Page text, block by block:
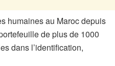
humaines au Maroc depuis
de plus de 1000
dans l’identification,